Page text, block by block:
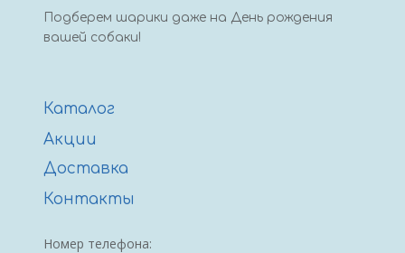
Подберем шарики даже на День рождения
вашей собаки!
Каталог
Акции
Доставка
Контакты
Номер телефона: